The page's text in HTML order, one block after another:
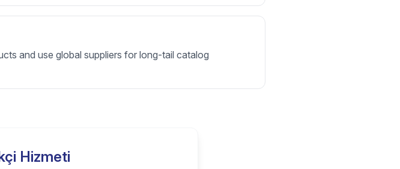
and use global suppliers for long-tail catalog
Hizmeti